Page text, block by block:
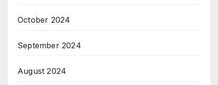
October 2024
September 2024
August 2024